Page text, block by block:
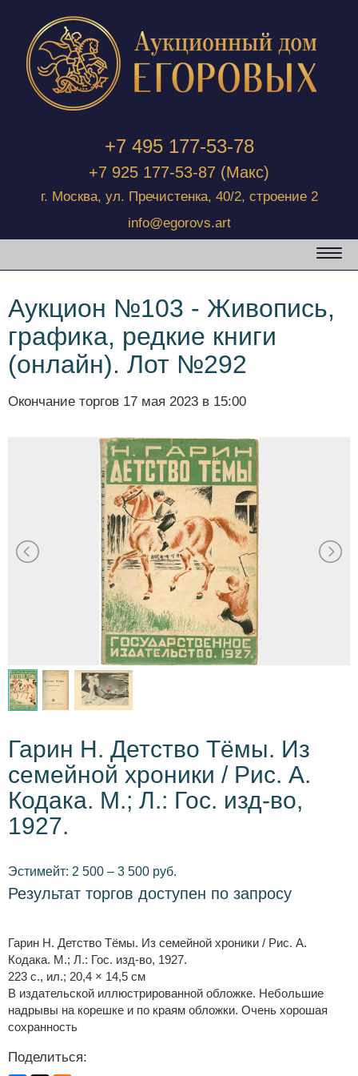
+7 495 177-53-78
+7 925 177-53-87 (Макс)
г. Москва, ул. Пречистенка, 40/2, строение 2
info@egorovs.art
Аукцион №103 - Живопись,
графика, редкие книги
(онлайн). Лот №292
Окончание торгов 17 мая 2023 в 15:00
Гарин Н. Детство Тёмы. Из
семейной хроники / Рис. А.
Кодака. М.; Л.: Гос. изд-во,
1927.
Эстимейт: 2 500 – 3 500 руб.
Результат торгов доступен по запросу
Гарин Н. Детство Тёмы. Из семейной хроники / Рис. А.
Кодака. М.; Л.: Гос. изд-во, 1927.
223 с., ил.; 20,4 × 14,5 см
В издательской иллюстрированной обложке. Небольшие
надрывы на корешке и по краям обложки. Очень хорошая
сохранность
Поделиться: